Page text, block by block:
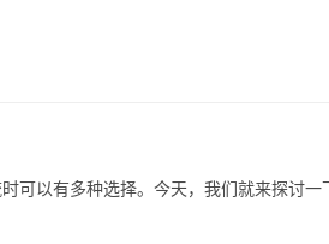
以有多种选择。今天，我们就来探讨一